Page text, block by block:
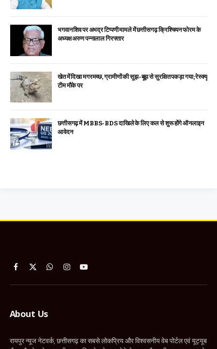
भगवान शिव पर अभद्र टिप्पणी मामले में छत्तीसगढ़ क्रिश्चियन फोरम के
अध्यक्ष अरुण पन्नालाल गिरफ्तार
खेत में दिखा मगरमच्छ, ग्रामीणों की सूझ-बूझ से सुरक्षित पकड़ा गया; रेस्क्यू
टीम मौके पर
छत्तीसगढ़ में MBBS-BDS दाखिले के लिए कल से शुरू होंगे ऑनलाइन
आवेदन
Facebook
X
WhatsApp
InstagramYouTube
About Us
रायपुर न्यूज नेटवर्क, छत्तीसगढ़ का सबसे लोकप्रिय और विश्वसनीय वेब पोर्टल एवं यूट्यूब